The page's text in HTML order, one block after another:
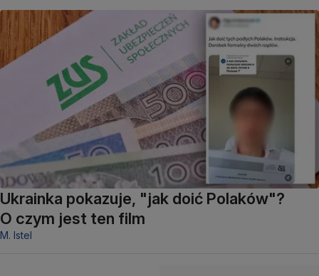
Ukrainka pokazuje, "jak doić Polaków"?
O czym jest ten film
M. Istel